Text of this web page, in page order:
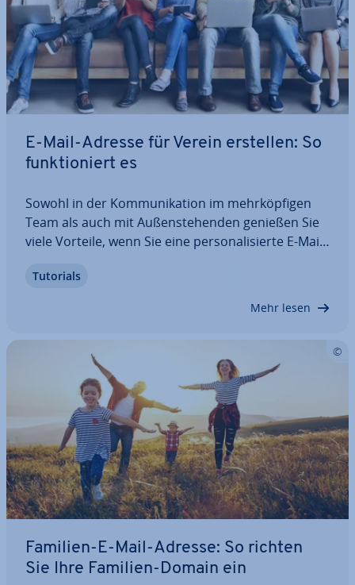
E-Mail-Adresse für Verein erstellen: So
funk­tio­niert es
Sowohl in der Kom­mu­ni­ka­ti­on im mehr­köp­fi­gen
Team als auch mit Au­ßen­ste­hen­den genießen Sie
viele Vorteile, wenn Sie eine per­so­na­li­sier­te E-Mail-
nicht nur eine un­ver­kenn­ba­re E-Mail-Adresse für
Tutorials
Mehr lesen
Familien-E-Mail-Adresse: So richten
Sie Ihre Familien-Domain ein